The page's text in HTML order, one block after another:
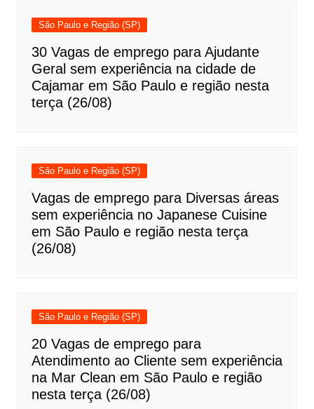
São Paulo e Região (SP)
30 Vagas de emprego para Ajudante
Geral sem experiência na cidade de
Cajamar em São Paulo e região nesta
terça (26/08)
São Paulo e Região (SP)
Vagas de emprego para Diversas áreas
sem experiência no Japanese Cuisine
em São Paulo e região nesta terça
(26/08)
São Paulo e Região (SP)
20 Vagas de emprego para
Atendimento ao Cliente sem experiência
na Mar Clean em São Paulo e região
nesta terça (26/08)